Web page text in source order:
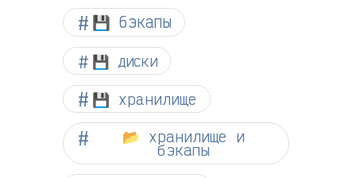
💾 бэкапы
💾 диски
💾 хранилище
📂 хранилище и
бэкапы